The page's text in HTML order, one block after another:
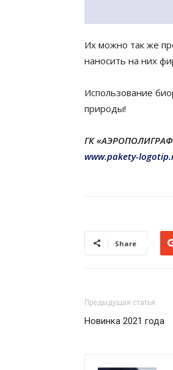
Их можно так же
наносить на них
Использование
природы!
ГК
www.pakety-
Share
Предыдущая статья
Новинка 2021 года